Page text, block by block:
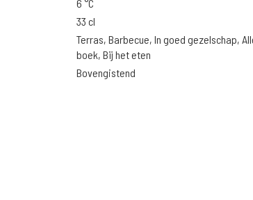
6 °C
33 cl
Terras, Barbecue, In goed gezelschap,
boek, Bij het eten
Bovengistend